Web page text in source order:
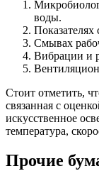
воды.
Смывах
Вибрации и
Стоит отметить,
связанная с
искусственное
температура,
Прочие